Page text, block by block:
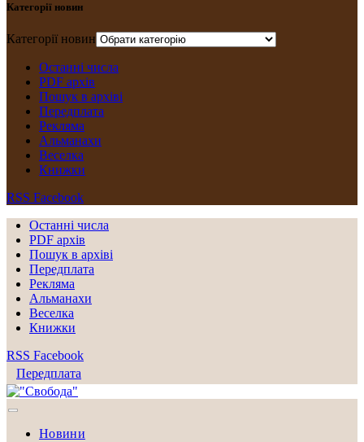
Категорії новин
Категорії новин
Останні числа
PDF архів
Пошук в архіві
Передплата
Рекляма
Альманахи
Веселка
Книжки
RSS Facebook
Останні числа
PDF архів
Пошук в архіві
Передплата
Рекляма
Альманахи
Веселка
Книжки
RSS Facebook
Передплата
Новини